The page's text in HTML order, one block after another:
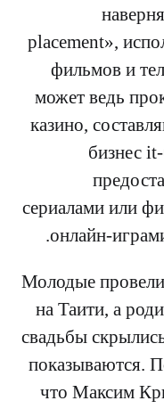
placement»,
фильмов и
может ведь
казино,
бизнес
сериалами или
онлайн-
Молодые
на Таити, а
свадьбы
показываются.
что Максим